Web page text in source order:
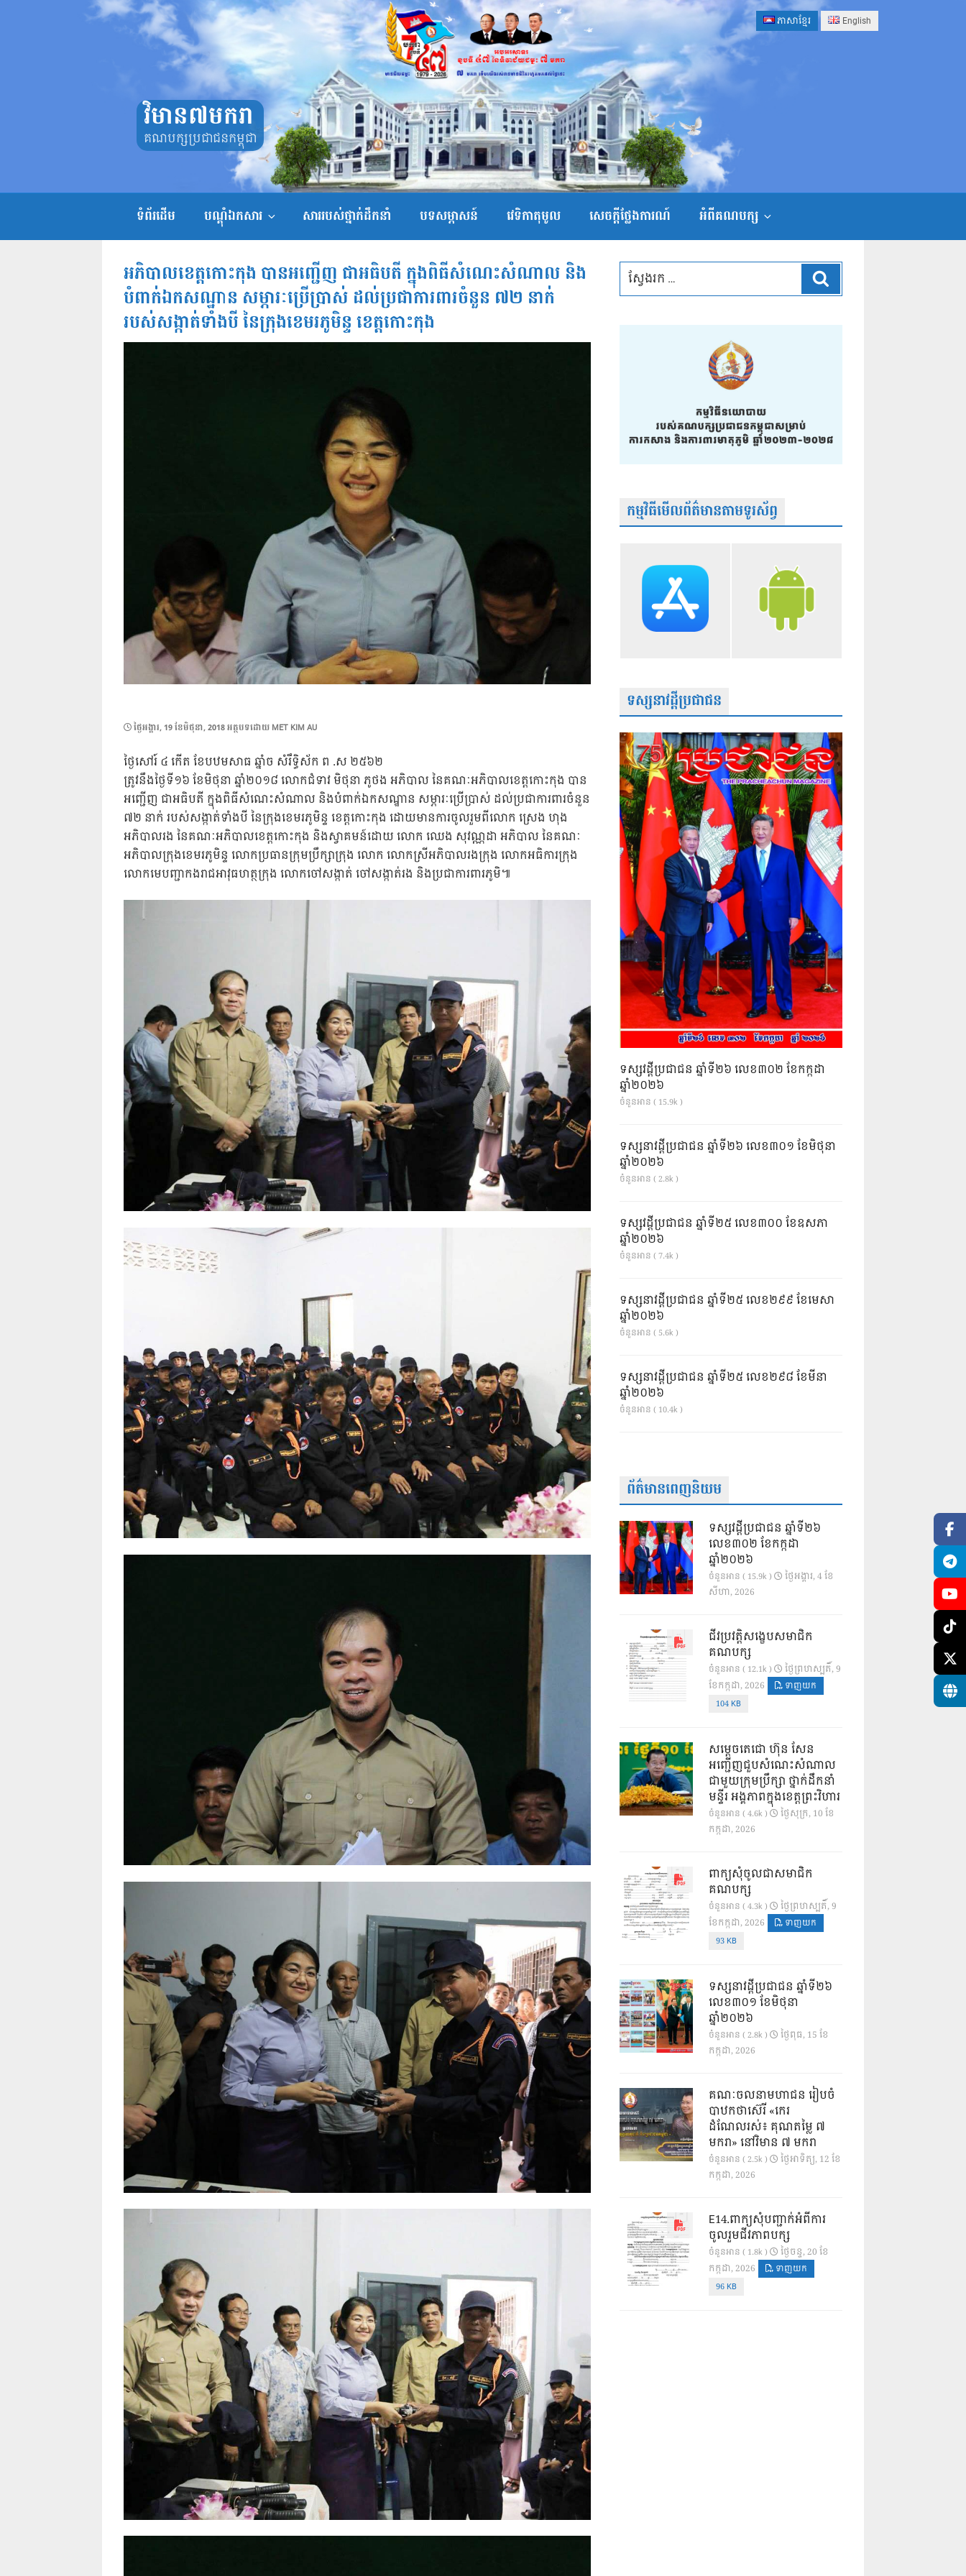
ភាសាខ្មែរ English
វិមាន៧មករា
គណបក្សប្រជាជនកម្ពុជា
ទំព័រដើម បណ្តុំឯកសារ សាររបស់ថ្នាក់ដឹកនាំ បទសម្ភាសន៍ វេទិកាតុមូល សេចក្ដីថ្លែងការណ៍ អំពីគណបក្ស
អភិបាលខេត្តកោះកុង បានអញ្ជើញ ជាអធិបតី ក្នុងពិធីសំណេះសំណាល និង
បំពាក់ឯកសណ្ឋាន សម្ភារៈប្រើប្រាស់ ដល់ប្រជាការពារចំនួន ៧២ នាក់
របស់សង្កាត់ទាំងបី នៃក្រុងខេមរភូមិន្ទ ខេត្តកោះកុង
POSTED
ថ្ងៃ​អង្គារ, 19 ខែ​មិថុនា, 2018អត្ថបទដោយ MET KIM AU
ថ្ងៃសៅរ៍ ៤ កើត ខែបឋមសាធ ឆ្នាំច សំរឹទ្ធិស័ក ព .ស ២៥៦២
ត្រូវនឹងថ្ងៃទី១៦ ខែមិថុនា ឆ្នាំ២០១៨ លោកជំទាវ មិថុនា ភូថង អភិបាល នៃគណៈអភិបាលខេត្តកោះកុង បាន
អញ្ជើញ ជាអធិបតី ក្នុងពិធីសំណេះសំណាល និងបំពាក់ឯកសណ្ឋាន សម្ភារៈប្រើប្រាស់ ដល់ប្រជាការពារចំនួន
៧២ នាក់ របស់សង្កាត់ទាំងបី នៃក្រុងខេមរភូមិន្ទ ខេត្តកោះកុង ដោយមានការចូលរួមពីលោក ស្រេង ហុង
អភិបាលរង នៃគណៈអភិបាលខេត្តកោះកុង និងស្វាគមន៍ដោយ លោក ឈេង សុវណ្ណដា អភិបាល នៃគណៈ
អភិបាលក្រុងខេមរភូមិន្ទ លោកប្រធានក្រុមប្រឹក្សាក្រុង លោក លោកស្រីអភិបាលរងក្រុង លោកអធិការក្រុង
លោកមេបញ្ជាកងរាជអាវុធហត្ថក្រុង លោកចៅសង្កាត់ ចៅសង្កាត់រង និងប្រជាការពារភូមិ៕
កម្មវិធីមើលព័ត៌មានតាមទូរស័ព្វ
ទស្សនាវដ្តីប្រជាជន
ទស្សវដ្តីប្រជាជន ឆ្នាំទី២៦ លេខ៣០២ ខែកក្កដា
ឆ្នាំ២០២៦
ចំនួនអាន ( 15.9k )
ទស្សនាវដ្ដីប្រជាជន ឆ្នាំទី២៦ លេខ៣០១ ខែមិថុនា
ឆ្នាំ២០២៦
ចំនួនអាន ( 2.8k )
ទស្សវដ្តីប្រជាជន ឆ្នាំទី២៥ លេខ៣០០ ខែឧសភា
ឆ្នាំ២០២៦
ចំនួនអាន ( 7.4k )
ទស្សនាវដ្ដីប្រជាជន ឆ្នាំទី២៥ លេខ២៩៩ ខែមេសា
ឆ្នាំ២០២៦
ចំនួនអាន ( 5.6k )
ទស្សនាវដ្ដីប្រជាជន ឆ្នាំទី២៥ លេខ២៩៨ ខែមីនា
ឆ្នាំ២០២៦
ចំនួនអាន ( 10.4k )
ព័ត៌មានពេញនិយម
ទស្សវដ្តីប្រជាជន ឆ្នាំទី២៦
លេខ៣០២ ខែកក្កដា
ឆ្នាំ២០២៦
ចំនួនអាន ( 15.9k )
ថ្ងៃ​អង្គារ, 4 ខែ​
សីហា, 2026
ជីវប្រវត្តិសង្ខេបសមាជិក
គណបក្ស
ចំនួនអាន ( 12.1k )
ថ្ងៃ​ព្រហស្បតិ៍, 9
ខែ​កក្កដា, 2026
ទាញយក
104 KB
សម្តេចតេជោ ហ៊ុន សែន
អញ្ជើញជួបសំណេះសំណាល
ជាមួយក្រុមប្រឹក្សា ថ្នាក់ដឹកនាំ
មន្ទីរ អង្គភាពក្នុងខេត្តព្រះវិហារ
ចំនួនអាន ( 4.6k )
ថ្ងៃ​សុក្រ, 10 ខែ​
កក្កដា, 2026
ពាក្យសុំចូលជាសមាជិក
គណបក្ស
ចំនួនអាន ( 4.3k )
ថ្ងៃ​ព្រហស្បតិ៍, 9
ខែ​កក្កដា, 2026
ទាញយក
93 KB
ទស្សនាវដ្ដីប្រជាជន ឆ្នាំទី២៦
លេខ៣០១ ខែមិថុនា
ឆ្នាំ២០២៦
ចំនួនអាន ( 2.8k )
ថ្ងៃ​ពុធ, 15 ខែ​
កក្កដា, 2026
គណៈចលនាមហាជន រៀបចំ
បាឋកថាស៊េរី «កេរ
ដំណែលរស់៖ គុណតម្លៃ ៧
មករា» នៅវិមាន ៧ មករា
ចំនួនអាន ( 2.5k )
ថ្ងៃ​អាទិត្យ, 12 ខែ​
កក្កដា, 2026
E14.ពាក្យសុំបញ្ជាក់អំពីការ
ចូលរួមជីវភាពបក្ស
ចំនួនអាន ( 1.8k )
ថ្ងៃ​ចន្ទ, 20 ខែ​
កក្កដា, 2026
ទាញយក
96 KB